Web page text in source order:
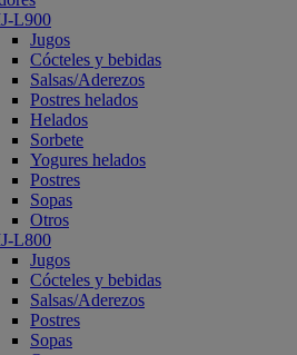
L900
Jugos
Cócteles y bebidas
Salsas/Aderezos
Postres helados
Helados
Sorbete
Yogures helados
Postres
Sopas
Otros
L800
Jugos
Cócteles y bebidas
Salsas/Aderezos
Postres
Sopas